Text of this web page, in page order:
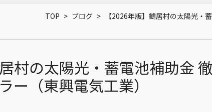
SHARP
長州産業
Tesla
TOP > ブログ > 【2026年版】鶴居村の太陽光・
村の太陽光・蓄電池補助金
ー（東興電気工業）